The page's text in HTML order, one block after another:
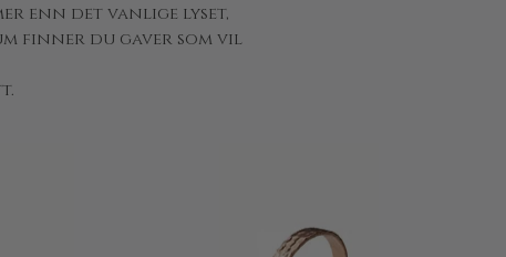
enn det vanlige lyset,
finner du gaver som vil